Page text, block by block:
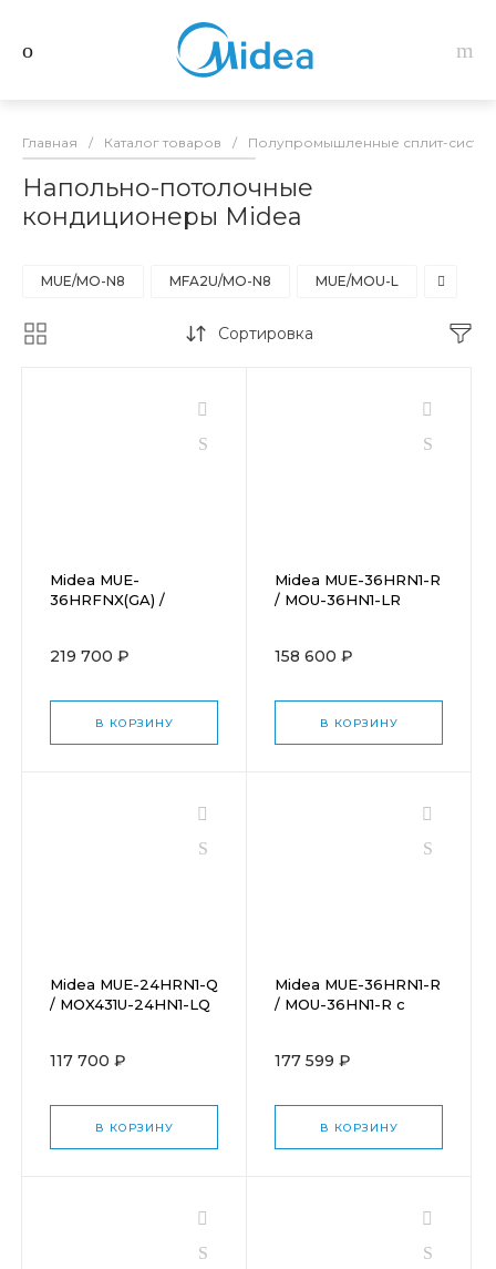
Главная / Каталог товаров / Полупромышленные сплит-
Напольно-потолочные
кондиционеры Midea
MUE/MO-N8 MFA2U/MO-N8 MUE/MOU-L
Сортировка
Midea MUE-
36HRFNX(GA) /
219 700 ₽
В КОРЗИНУ
Midea MUE-36HRN1-R
/ MOU-36HN1-LR
158 600 ₽
В КОРЗИНУ
Midea MUE-24HRN1-Q
/ MOX431U-24HN1-LQ
117 700 ₽
В КОРЗИНУ
Midea MUE-36HRN1-R
/ MOU-36HN1-R с
177 599 ₽
В КОРЗИНУ